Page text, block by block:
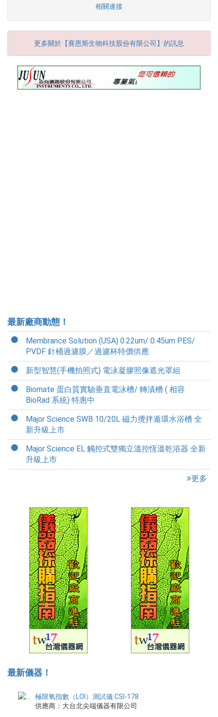
相關連接
更多關於【賽恩斯生物科技股份有限公司】的訊息
最新廠商動態！
Membrance Solution (USA) 0.22um/ 0.45um PES/
PVDF 針桶過濾膜／過濾杯特價供應
新型智慧(手機拍照式) 電泳凝膠照像遮光罩組
Biomate 蛋白質實驗垂直電泳槽/ 轉漬槽 ( 相容
BioRad 系統) 特惠中
Major Science SWB 10/20L 磁力攪拌遁環水浴槽 全
新升級上市
Major Science EL 觸控式雙獨立溫控恆溫乾浴器 全新
升級上市
更多
最新儀器！
極限氧指數（LOI）測試儀 CSI-178
供應商：大台北尖端儀器有限公司